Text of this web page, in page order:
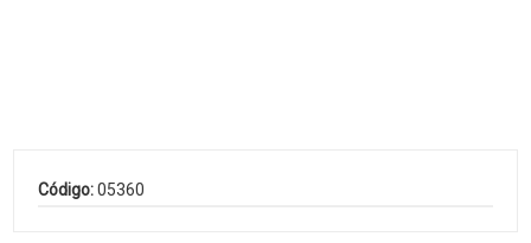
Código:05360